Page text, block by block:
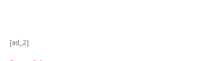
[ad_2]